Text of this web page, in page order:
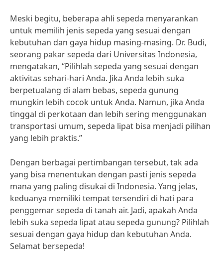
Meski begitu, beberapa ahli sepeda menyarankan
untuk memilih jenis sepeda yang sesuai dengan
kebutuhan dan gaya hidup masing-masing. Dr. Budi,
seorang pakar sepeda dari Universitas Indonesia,
mengatakan, “Pilihlah sepeda yang sesuai dengan
aktivitas sehari-hari Anda. Jika Anda lebih suka
berpetualang di alam bebas, sepeda gunung
mungkin lebih cocok untuk Anda. Namun, jika Anda
tinggal di perkotaan dan lebih sering menggunakan
transportasi umum, sepeda lipat bisa menjadi pilihan
yang lebih praktis.”
Dengan berbagai pertimbangan tersebut, tak ada
yang bisa menentukan dengan pasti jenis sepeda
mana yang paling disukai di Indonesia. Yang jelas,
keduanya memiliki tempat tersendiri di hati para
penggemar sepeda di tanah air. Jadi, apakah Anda
lebih suka sepeda lipat atau sepeda gunung? Pilihlah
sesuai dengan gaya hidup dan kebutuhan Anda.
Selamat bersepeda!